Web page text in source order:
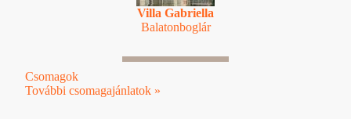
Villa Gabriella
Balatonboglár
Csomagok
További csomagajánlatok »